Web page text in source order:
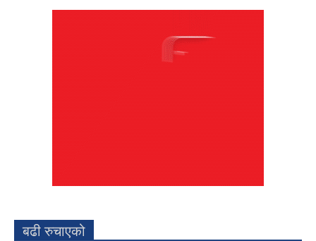
बढी रुचाएको